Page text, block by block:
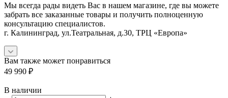
Мы всегда рады видеть Вас в нашем магазине, где вы можете
забрать все заказанные товары и получить полноценную
консультацию специалистов.
г. Калининград, ул.Театральная, д.30, ТРЦ «Европа»
Вам также может понравиться
49 990 ₽
В наличии